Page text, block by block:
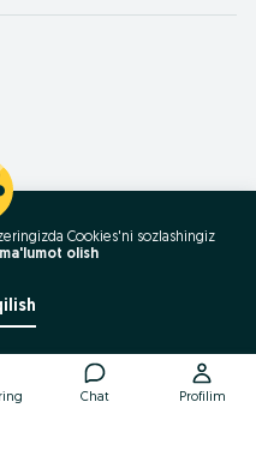
Chat Profilim
Cookies'ni sozlashingiz
olish